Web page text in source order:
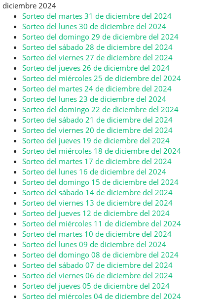
diciembre 2024
Sorteo del martes 31 de diciembre del 2024
Sorteo del lunes 30 de diciembre del 2024
Sorteo del domingo 29 de diciembre del 2024
Sorteo del sábado 28 de diciembre del 2024
Sorteo del viernes 27 de diciembre del 2024
Sorteo del jueves 26 de diciembre del 2024
Sorteo del miércoles 25 de diciembre del 2024
Sorteo del martes 24 de diciembre del 2024
Sorteo del lunes 23 de diciembre del 2024
Sorteo del domingo 22 de diciembre del 2024
Sorteo del sábado 21 de diciembre del 2024
Sorteo del viernes 20 de diciembre del 2024
Sorteo del jueves 19 de diciembre del 2024
Sorteo del miércoles 18 de diciembre del 2024
Sorteo del martes 17 de diciembre del 2024
Sorteo del lunes 16 de diciembre del 2024
Sorteo del domingo 15 de diciembre del 2024
Sorteo del sábado 14 de diciembre del 2024
Sorteo del viernes 13 de diciembre del 2024
Sorteo del jueves 12 de diciembre del 2024
Sorteo del miércoles 11 de diciembre del 2024
Sorteo del martes 10 de diciembre del 2024
Sorteo del lunes 09 de diciembre del 2024
Sorteo del domingo 08 de diciembre del 2024
Sorteo del sábado 07 de diciembre del 2024
Sorteo del viernes 06 de diciembre del 2024
Sorteo del jueves 05 de diciembre del 2024
Sorteo del miércoles 04 de diciembre del 2024